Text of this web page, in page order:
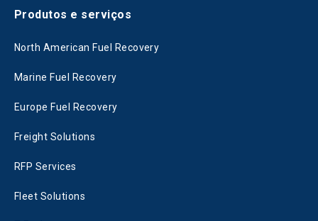
Produtos e serviços
North American Fuel Recovery
Marine Fuel Recovery
Europe Fuel Recovery
Freight Solutions
RFP Services
Fleet Solutions